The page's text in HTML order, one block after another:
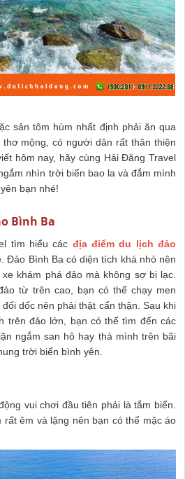
sản tôm hùm nhất định phải ăn qua
mộng, có người dân rất thân thiện
hôm nay, hãy cùng Hải Đăng Travel
nhìn trời biển bao la và đắm mình
bạn nhé!
Bình Ba
tìm hiểu các địa điểm du lịch đảo
Đảo Bình Ba có diện tích khá nhỏ nên
khám phá đảo mà không sợ bị lạc.
từ trên cao, bạn có thể chạy men
dốc nên phải thật cẩn thận. Sau khi
trên đảo lớn, bạn có thể tìm đến các
ngắm san hô hay thả mình trên bãi
trời biển bình yên.
vui chơi đầu tiên phải là tắm biển.
êm và lặng nên bạn có thể mặc áo